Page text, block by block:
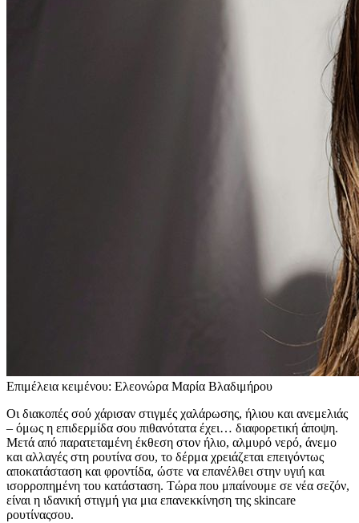
Επιμέλεια κειμένου: Ελεονώρα Μαρία Βλαδιμήρου
Οι διακοπές σού χάρισαν στιγμές χαλάρωσης, ήλιου και ανεμελιάς
– όμως η επιδερμίδα σου πιθανότατα έχει… διαφορετική άποψη.
Μετά από παρατεταμένη έκθεση στον ήλιο, αλμυρό νερό, άνεμο
και αλλαγές στη ρουτίνα σου, το δέρμα χρειάζεται επειγόντως
αποκατάσταση και φροντίδα, ώστε να επανέλθει στην υγιή και
ισορροπημένη του κατάσταση. Τώρα που μπαίνουμε σε νέα σεζόν,
είναι η ιδανική στιγμή για μια επανεκκίνηση της skincare
ρουτίναςσου.